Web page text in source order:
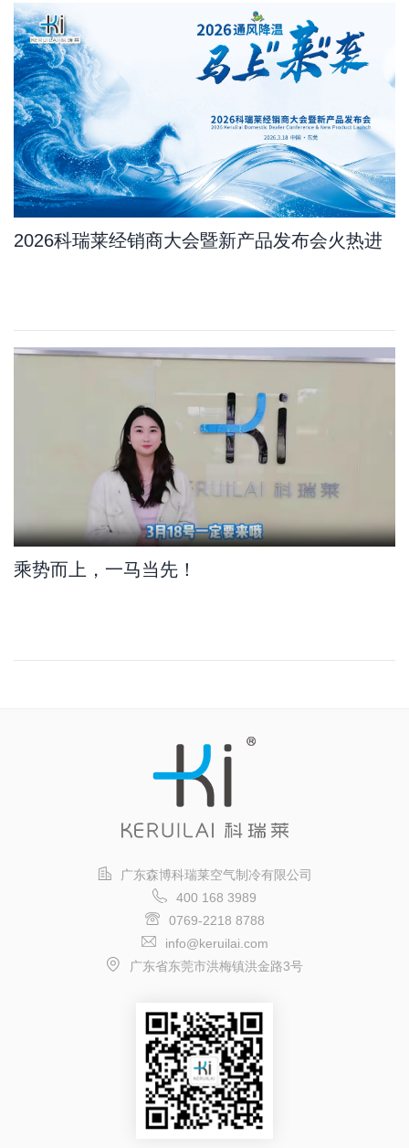
2026科瑞莱经销商大会暨新产品发布会火热进
乘势而上，一马当先！
广东森博科瑞莱空气制冷有限公司
400 168 3989
0769-2218 8788
info@keruilai.com
广东省东莞市洪梅镇洪金路3号